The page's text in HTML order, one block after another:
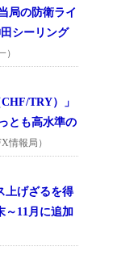
局の防衛ライ
シーリング
）
TRY）」
とも高水準の
情報局）
上げざるを得
～11月に追加